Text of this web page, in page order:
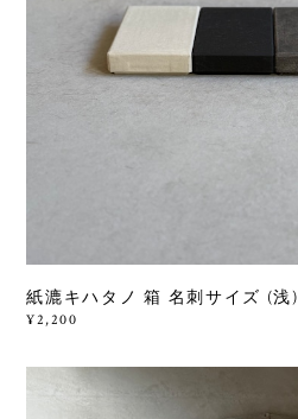
紙漉キハタノ 箱 名刺サイズ (浅)
¥2,200